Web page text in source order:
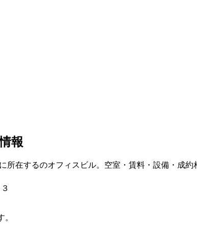
報
に所在するのオフィスビル。空室・賃料・設備・成約